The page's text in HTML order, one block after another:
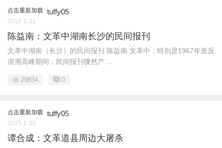
点击重新加载 tuffy05
2015-1-31
陈益南：文革中湖南长沙的民间报刊
文革中湖南（长沙）的民间报刊 陈益南 文革中，特别是1967年造反
浪潮高峰期间，民间报刊骤然产 ...
29834 0
点击重新加载 tuffy05
2015-1-30
谭合成：文革道县周边大屠杀